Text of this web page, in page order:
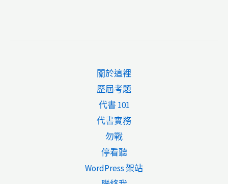
關於這裡
歷屆考題
代書 101
代書實務
勿戰
停看聽
WordPress 架站